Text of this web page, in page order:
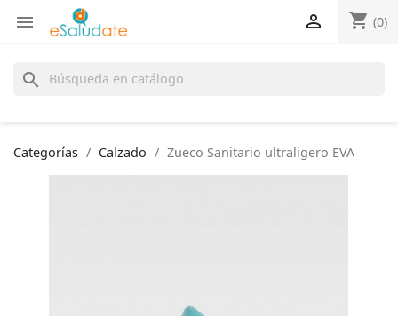
 shopping_cart (0)

search
Categorías Calzado Zueco Sanitario ultraligero EVA